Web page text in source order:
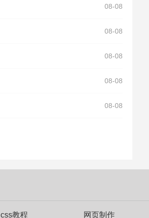
08-08
08-08
08-08
08-08
08-08
css教程 网页制作